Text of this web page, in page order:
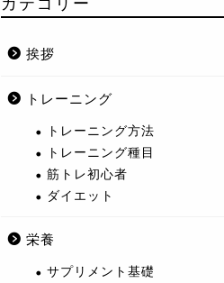
挨拶
トレーニング
トレーニング方法
トレーニング種目
筋トレ初心者
ダイエット
栄養
サプリメント基礎